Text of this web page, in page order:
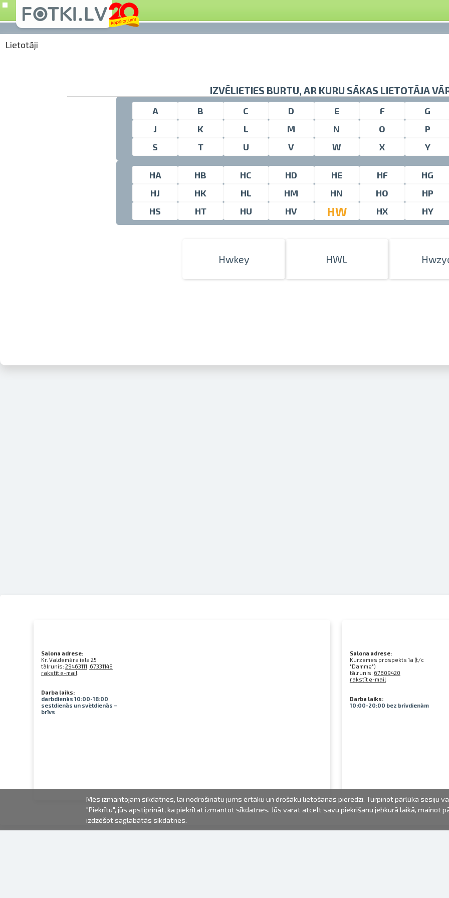
Izdrukas 1h laikā Rīgā – pasūtiet
Lietotāji
IZVĒLIETIES BURTU, AR KURU SĀKAS LIETOTĀJA
A B C D E F G
J
K L M N O P
S
T U V W X Y
HA HB HC HD HE HF HG
HJ
HK HL HM HN HO HP
HS
HT HU HV HW HX HY
Hwkey HWL
Salona adrese:
Kr. Valdemāra iela 25
tālrunis: 29463111, 67331148
rakstīt e-mail
Darba laiks:
darbdienās 10:00-18:00
sestdienās un svētdienās –
brīvs
Salona adrese:
Kurzemes prospekts 1a (t/c
"Damme")
tālrunis: 67809420
rakstīt e-mail
Darba laiks:
10:00-20:00 bez brīvdienām
Mēs izmantojam sīkdatnes, lai nodrošinātu jums ērtāku un drošāku lietošanas pieredzi. Turpinot pārlūka sesiju
"Piekrītu", jūs apstiprināt, ka piekrītat izmantot sīkdatnes. Jūs varat atcelt savu piekrišanu jebkurā laikā, mainot
izdzēšot saglabātās sīkdatnes.